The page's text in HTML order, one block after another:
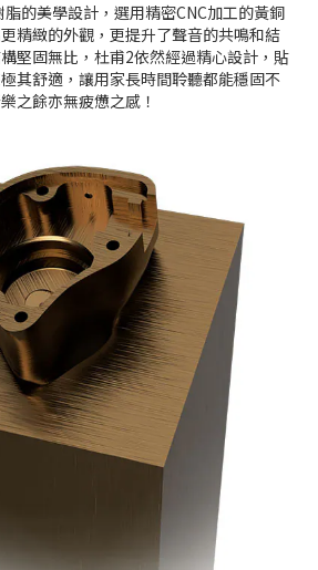
的美學設計，選用精密CNC加工的黃銅
精緻的外觀，更提升了聲音的共鳴和結
堅固無比，杜甫2依然經過精心設計，貼
其舒適，讓用家長時間聆聽都能穩固不
之餘亦無疲憊之感！